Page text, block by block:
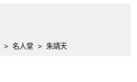
名人堂 朱靖天